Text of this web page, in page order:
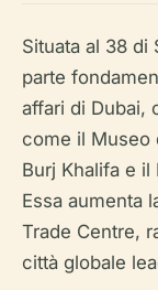
Situata al 38 di
parte
affari di Dubai,
come il Museo
Burj Khalifa e il
Essa aumenta
Trade Centre,
città globale